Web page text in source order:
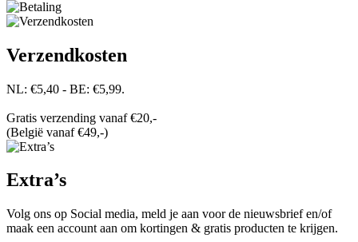
Verzendkosten
NL: €5,40 - BE: €5,99.
Gratis verzending vanaf €20,-
(België vanaf €49,-)
Extra’s
Volg ons op Social media, meld je aan voor de nieuwsbrief en/of
maak een account aan om kortingen & gratis producten te krijgen.